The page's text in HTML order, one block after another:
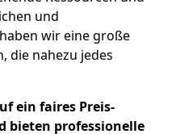
und
haben wir eine große
die nahezu jedes
ein faires Preis-
bieten professionelle